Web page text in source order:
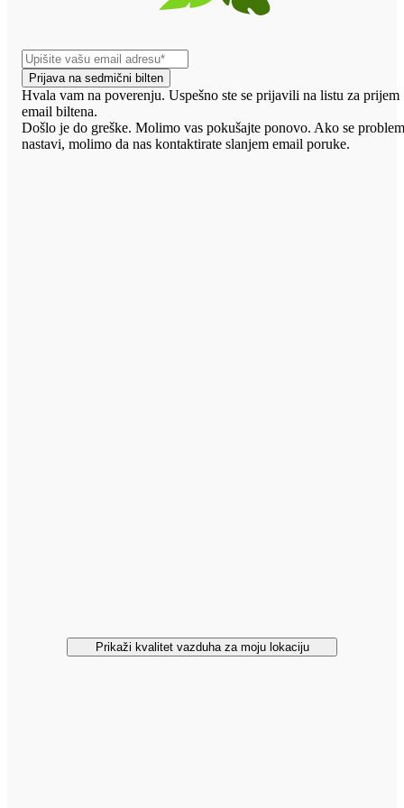
Prijava na sedmični bilten
Hvala vam na poverenju. Uspešno ste se prijavili na listu za prijem
email biltena.
Došlo je do greške. Molimo vas pokušajte ponovo. Ako se
nastavi, molimo da nas kontaktirate slanjem email poruke.
Prikaži kvalitet vazduha za moju lokaciju